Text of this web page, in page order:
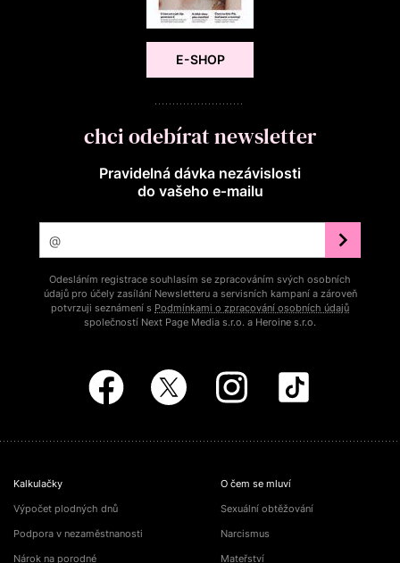
E-SHOP
chci odebírat newsletter
Pravidelná dávka nezávislosti
do vašeho e‑mailu
Odesláním registrace souhlasím se zpracováním svých osobních
údajů pro účely zasílání Newsletteru a servisních kampaní a zároveň
potvrzuji seznámení s Podmínkami o zpracování osobních údajů
společností Next Page Media s.r.o. a Heroine s.r.o.
Kalkulačky
Výpočet plodných dnů
Podpora v nezaměstnanosti
Nárok na porodné
O čem se mluví
Sexuální obtěžování
Narcismus
Mateřství